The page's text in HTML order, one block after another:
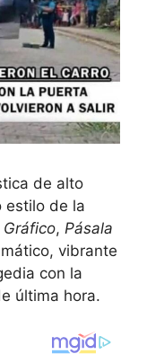
de alto
estilo de la
Gráfico, Pásala
vibrante
con la
última hora.